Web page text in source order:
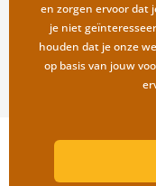
en zorgen ervoor dat
je niet
houden dat je onze
op basis van jouw